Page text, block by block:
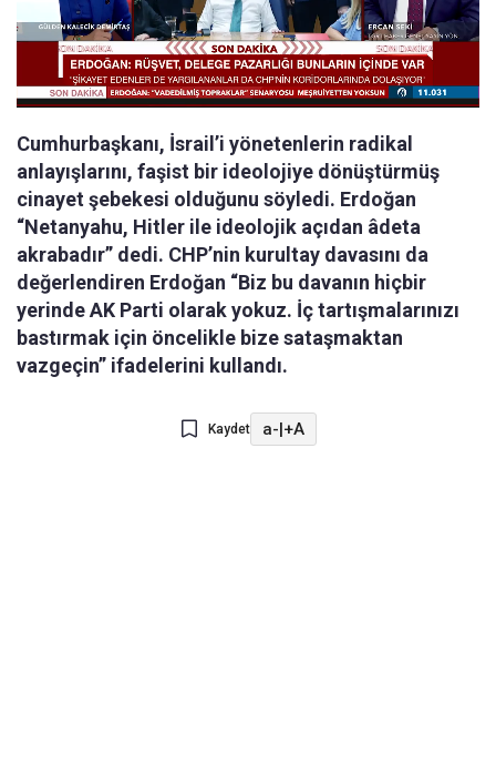
Cumhurbaşkanı, İsrail’i yönetenlerin radikal
anlayışlarını, faşist bir ideolojiye dönüştürmüş
cinayet şebekesi olduğunu söyledi. Erdoğan
“Netanyahu, Hitler ile ideolojik açıdan âdeta
akrabadır” dedi. CHP’nin kurultay davasını da
değerlendiren Erdoğan “Biz bu davanın hiçbir
yerinde AK Parti olarak yokuz. İç tartışmalarınızı
bastırmak için öncelikle bize sataşmaktan
vazgeçin” ifadelerini kullandı.
Kaydet a-|+A